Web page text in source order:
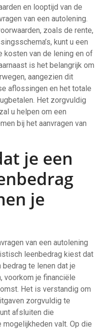
en looptijd van de
van een autolening.
zoals de rente,
kunt u een
kosten van de lening en of
is het belangrijk om
aangezien dit
aflossingen en het totale
Het zorgvuldig
u helpen om een
bij het aanvragen van
je een
je
van een autolening
leenbedrag kiest dat
te lenen dat je
voorkom je financiële
Het is verstandig om
zorgvuldig te
afsluiten die
valt. Op die